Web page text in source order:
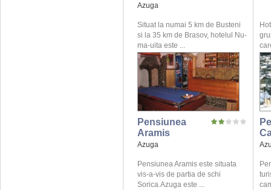
Azuga
Situat la numai 5 km de Busteni
si la 35 km de Brasov, hotelul Nu-
ma-uita este ...
Pensiunea
Aramis
Azuga
Pensiunea Aramis este situata
vis-a-vis de partia de schi
Sorica.Azuga este ...